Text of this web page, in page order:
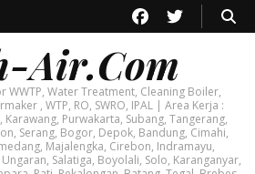
Air.Com
WWTP, Water Treatment, Cleaning Boiler,
, WTP, RO, SWRO, IPAL | Area Kerja :
Karawang, Purwakarta, Subang, Tangerang,
Serang, Bogor, Depok, Bandung, Cimahi,
Majalengka, Cirebon, Indramayu,
Salatiga, Boyolali, Solo, Karanganyar,